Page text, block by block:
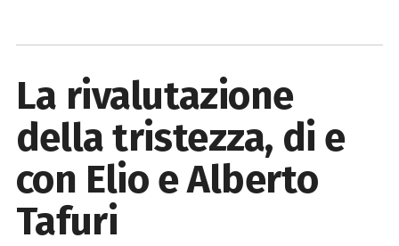
La rivalutazione
della tristezza, di e
con Elio e Alberto
Tafuri